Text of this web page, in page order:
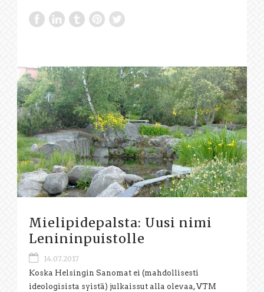
Mielipidepalsta: Uusi nimi
Lenininpuistolle
14.07.2017
Koska Helsingin Sanomat ei (mahdollisesti
ideologisista syistä) julkaissut alla olevaa, VTM